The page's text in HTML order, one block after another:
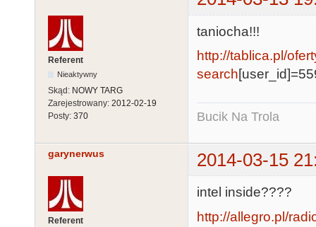
Referent
Nieaktywny
Skąd: NOWY TARG
Zarejestrowany: 2012-02-19
Posty: 370
taniocha!!!
http://tablica.pl/
search
Bucik Na Trola
garynerwus 2014-03-15
Referent
intel inside????
http://allegro.pl/